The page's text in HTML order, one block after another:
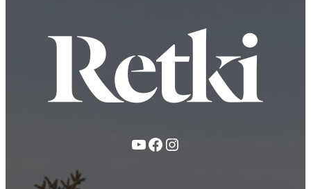
YouTube
FacebookInstagram